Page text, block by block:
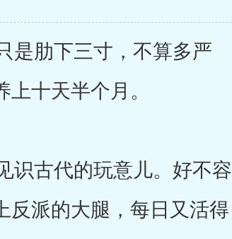
是肋下三寸，不算多严
十天半个月。
识古代的玩意儿。好不容
反派的大腿，每日又活得